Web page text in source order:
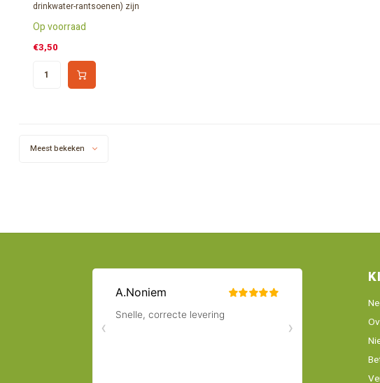
drinkwater-rantsoenen) zijn
stevige folieverpakkingen met
lang houdbaar noodwater. Een
halve liter drinkwater verdeeld
over vier stevige alufolie
zakjes à 125 ml.
Op voorraad
€3,50
Meest bekeken